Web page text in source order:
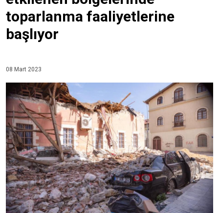
toparlanma faaliyetlerine
başlıyor
08 Mart 2023